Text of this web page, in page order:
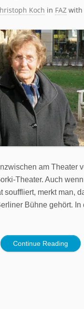
Koch in FAZ with
am Theater
Theater. Auch
souffliert, merkt man,
Bühne gehört.
Continue Reading